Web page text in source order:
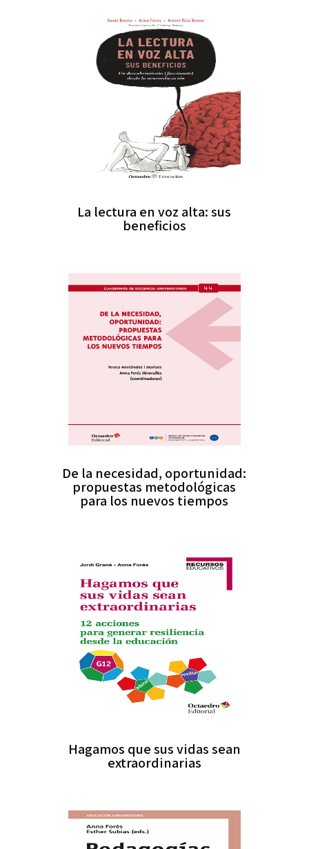
La lectura en voz alta: sus
beneficios
De la necesidad, oportunidad:
propuestas metodológicas
para los nuevos tiempos
Hagamos que sus vidas sean
extraordinarias